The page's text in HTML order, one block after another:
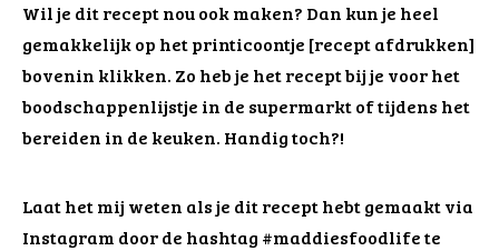
Wil je dit recept nou ook maken? Dan kun je heel
gemakkelijk op het printicoontje [recept afdrukken]
bovenin klikken. Zo heb je het recept bij je voor het
boodschappenlijstje in de supermarkt of tijdens het
bereiden in de keuken. Handig toch?!
Laat het mij weten als je dit recept hebt gemaakt via
Instagram door de hashtag #maddiesfoodlife te